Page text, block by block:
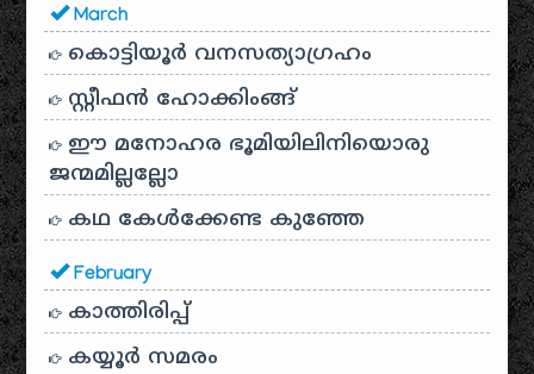
March
കൊട്ടിയൂർ വനസത്യാഗ്രഹം
സ്റ്റീഫൻ ഹോക്കിംങ്ങ്
ഈ മനോഹര ഭൂമിയിലിനിയൊരു
ജന്മമില്ലല്ലോ
കഥ കേൾക്കേണ്ട കുഞ്ഞേ
February
കാത്തിരിപ്പ്
കയ്യൂർ സമരം